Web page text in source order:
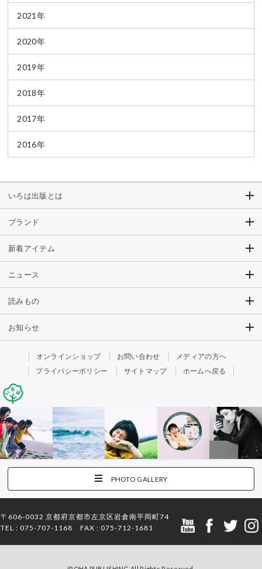
2021年
2020年
2019年
2018年
2017年
2016年
いろは出版とは
ブランド
新着アイテム
ニュース
読みもの
お知らせ
オンラインショップ お問い合わせ
メディアの方へ
プライバシーポリシー
サイトマップ ホームへ戻る
PHOTO GALLERY
〒606-0032 京都府京都市左京区岩倉南平岡町74
TEL : 075-707-1168 FAX : 075-712-1681